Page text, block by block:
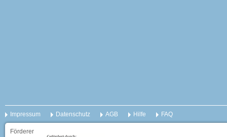
Impressum Datenschutz AGB Hilfe FAQ
Förderer